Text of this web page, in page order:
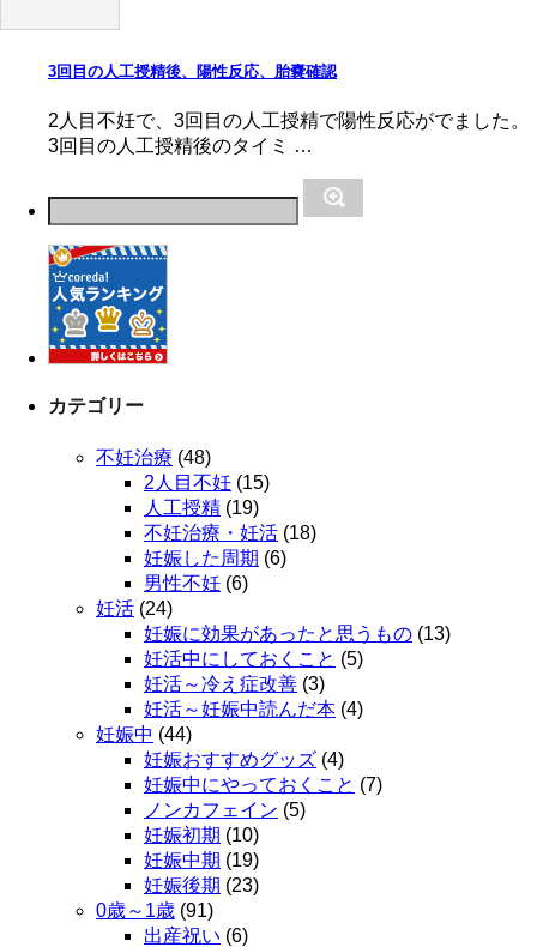
3回目の人工授精後、陽性反応、胎嚢確認
2人目不妊で、3回目の人工授精で陽性反応がでました。
3回目の人工授精後のタイミ …
カテゴリー
不妊治療 (48)
2人目不妊 (15)
人工授精 (19)
不妊治療・妊活 (18)
妊娠した周期 (6)
男性不妊 (6)
妊活 (24)
妊娠に効果があったと思うもの (13)
妊活中にしておくこと (5)
妊活～冷え症改善 (3)
妊活～妊娠中読んだ本 (4)
妊娠中 (44)
妊娠おすすめグッズ (4)
妊娠中にやっておくこと (7)
ノンカフェイン (5)
妊娠初期 (10)
妊娠中期 (19)
妊娠後期 (23)
0歳～1歳 (91)
出産祝い (6)